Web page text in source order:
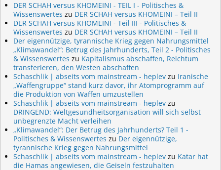
DER SCHAH versus KHOMEINI - TEIL I - Politisches &
Wissenswertes zu DER SCHAH versus KHOMEINI – Teil II
DER SCHAH versus KHOMEINI - Teil III - Politisches &
Wissenswertes zu DER SCHAH versus KHOMEINI – Teil II
Der eigennützige, tyrannische Krieg gegen Nahrungsmittel
„Klimawandel“: Betrug des Jahrhunderts, Teil 2 - Politisches
& Wissenswertes zu Kapitalismus abschaffen, Reichtum
transferieren, den Westen abschaffen
Schaschlik | abseits vom mainstream - heplev zu Iranische
„Waffengruppe“ stand kurz davor, ihr Atomprogramm auf
die Produktion von Waffen umzustellen
Schaschlik | abseits vom mainstream - heplev zu
DRINGEND: Weltgesundheitsorganisation will sich selbst
unbegrenzte Macht verleihen
„Klimawandel“: Der Betrug des Jahrhunderts? Teil 1 -
Politisches & Wissenswertes zu Der eigennützige,
tyrannische Krieg gegen Nahrungsmittel
Schaschlik | abseits vom mainstream - heplev zu Katar hat
die Hamas angewiesen, die Geiseln festzuhalten